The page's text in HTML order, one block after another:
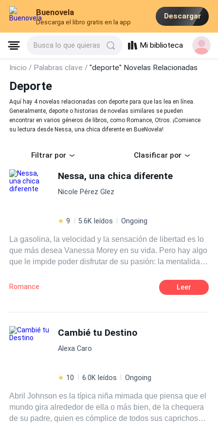
Buenovela
Descarga el libro gratis en la app
Descargar
Busca lo que quieras Mi biblioteca
Inicio / Palabras clave /"deporte" Novelas Relacionadas
Deporte
Aquí hay 4 novelas relacionadas con deporte para que las lea en línea.
Generalmente, deporte o historias de novelas similares se pueden
encontrar en varios géneros de libros, como Romance, Otros. ¡Comience
su lectura desde Nessa, una chica diferente en BueNovela!
Filtrar por Clasificar por
Nessa, una chica diferente
Nicole Pérez Glez
9 5.6K leídos Ongoing
La gasolina, la velocidad y la sensación de libertad es lo
que más desea Vanessa Morey en su vida. Pero hay algo
que le impide poder disfrutar de su pasión: la mentalidad
puede dedicarse a un
de chicos como es el
motocross, pero está dispuesta a demostrarles que están
saber más sobre la historia de Nessa? Eres bienvenido a
adentrarte en su mundo.
Romance Leer
Cambié tu Destino
Alexa Caro
10 6.0K leídos Ongoing
Abril Johnson es la típica niña mimada que piensa que el
mundo gira alrededor de ella o más bien, de la chequera
de su padre, quien es cómplice de todos sus caprichos